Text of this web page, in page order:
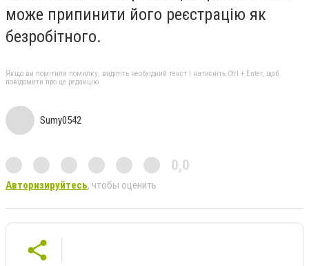
може припинити його реєстрацію як
безробітного.
Якщо ви помітили помилку, виділіть необхідний текст і натисніть Ctrl + Enter, щоб
повідомити про це редакцію
Sumy0542
0,0
Авторизируйтесь, чтобы оценить